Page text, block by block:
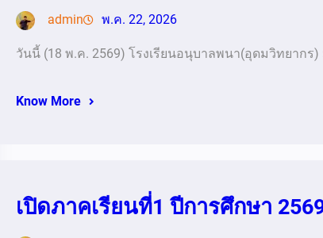
admin พ.ค. 22, 2026
วันนี้ (18 พ.ค. 2569) โรงเรียนอนุบาลพนา(อุดมวิทยากร)
Know More
เปิดภาคเรียนที่1 ปีการศึกษา